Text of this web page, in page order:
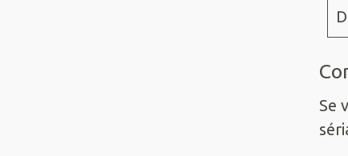
Se